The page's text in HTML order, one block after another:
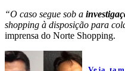
“O caso segue sob a
shopping à disposição para
imprensa do Norte Shopping.